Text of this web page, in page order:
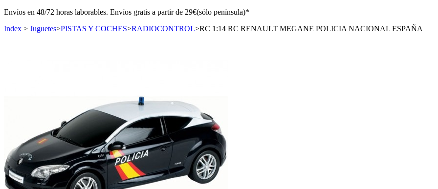
Envíos en 48/72 horas laborables. Envíos gratis a partir de 29€(sólo península)*
Index > Juguetes>PISTAS Y COCHES>RADIOCONTROL>RC 1:14 RC RENAULT MEGANE POLICIA NACIONAL ESPAÑA